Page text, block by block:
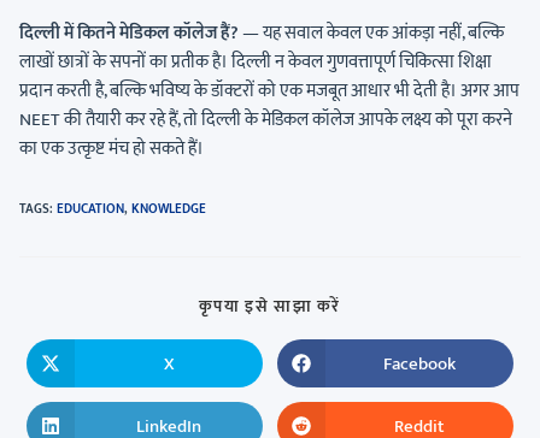
दिल्ली में कितने मेडिकल कॉलेज हैं?— यह सवाल केवल एक आंकड़ा नहीं, बल्कि
लाखों छात्रों के सपनों का प्रतीक है। दिल्ली न केवल गुणवत्तापूर्ण चिकित्सा शिक्षा
प्रदान करती है, बल्कि भविष्य के डॉक्टरों को एक मजबूत आधार भी देती है। अगर आप
NEET की तैयारी कर रहे हैं, तो दिल्ली के मेडिकल कॉलेज आपके लक्ष्य को पूरा करने
का एक उत्कृष्ट मंच हो सकते हैं।
TAGS: EDUCATION,KNOWLEDGE
कृपया इसे साझा करें
X Facebook
LinkedIn Reddit